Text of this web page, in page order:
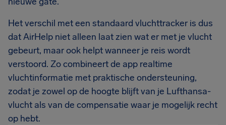
Het verschil met een standaard vluchttracker is dus
dat AirHelp niet alleen laat zien wat er met je vlucht
gebeurt, maar ook helpt wanneer je reis wordt
verstoord. Zo combineert de app realtime
vluchtinformatie met praktische ondersteuning,
zodat je zowel op de hoogte blijft van je Lufthansa-
vlucht als van de compensatie waar je mogelijk recht
op hebt.